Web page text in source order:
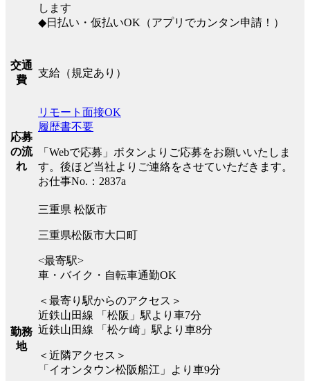
します
◆日払い・仮払いOK（アプリでカンタン申請！）
交通
費
支給（規定あり）
応募
の流
れ
リモート面接OK
履歴書不要
「Webで応募」ボタンよりご応募をお願いいたしま
す。後ほど当社よりご連絡をさせていただきます。
お仕事No.：2837a
勤務
地
三重県 松阪市
三重県松阪市大口町
<最寄駅>
車・バイク・自転車通勤OK
＜最寄り駅からのアクセス＞
近鉄山田線 「松阪」駅より車7分
近鉄山田線 「松ケ崎」駅より車8分
＜近隣アクセス＞
「イオンタウン松阪船江」より車9分